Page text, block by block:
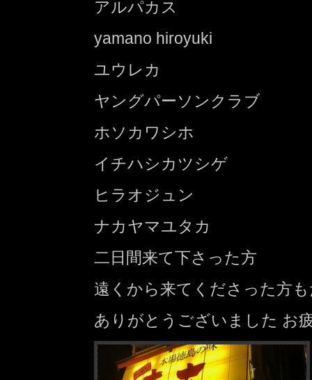
アルパカス
yamano hiroyuki
ユウレカ
ヤングパーソンクラブ
ホソカワシホ
イチハシカツシゲ
ヒラオジュン
ナカヤマユタカ
二日間来て下さった方
遠くから来てくださった方
ありがとうございました お